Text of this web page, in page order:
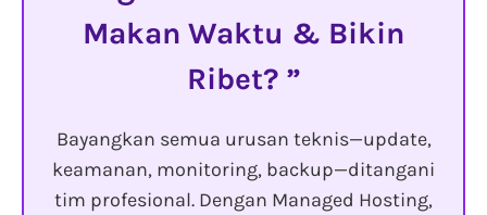
Makan Waktu & Bikin
Ribet?
Bayangkan semua urusan teknis—update,
keamanan, monitoring, backup—ditangani
tim profesional. Dengan Managed Hosting,